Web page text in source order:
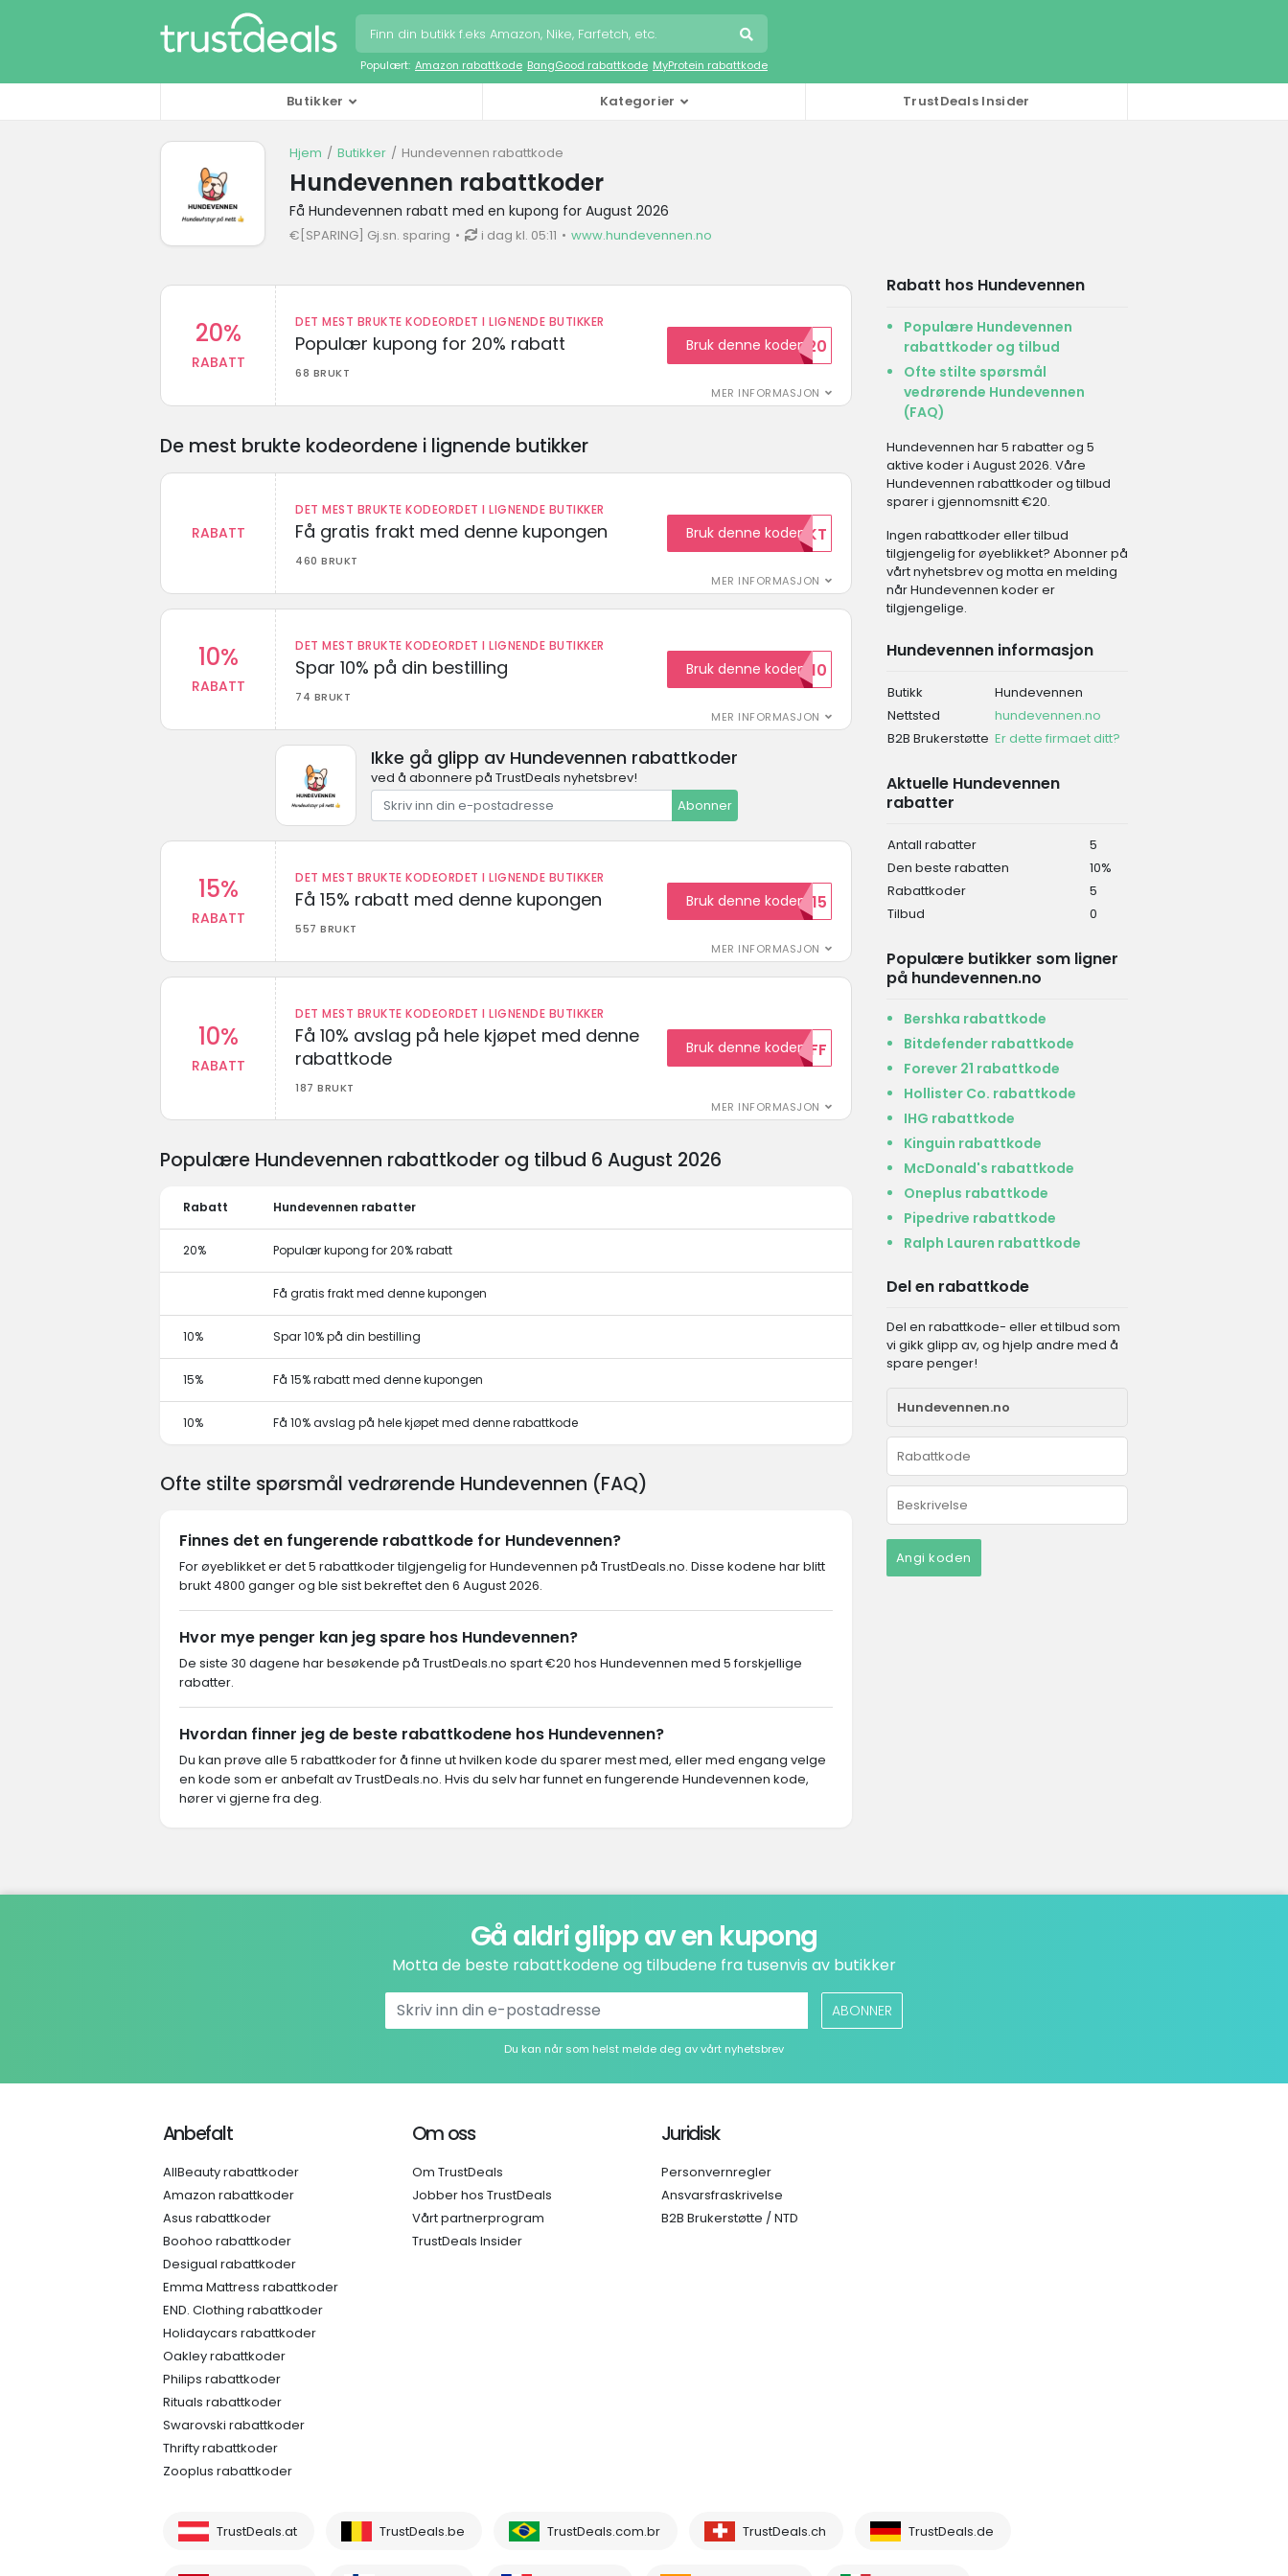
Populært: Amazon rabattkode BangGood rabattkode MyProtein rabattkode
Butikker Kategorier TrustDeals Insider
Hjem Butikker Hundevennen rabattkode
Hundevennen rabattkoder
Få Hundevennen rabatt med en kupong for August 2026
€[SPARING] Gj.sn. sparing i dag kl. 05:11 www.hundevennen.no
20%
RABATT
DET MEST BRUKTE KODEORDET I LIGNENDE BUTIKKER
Populær kupong for 20% rabatt
68 BRUKT
MER INFORMASJON
Bruk denne koden
RABATT20
De mest brukte kodeordene i lignende butikker
RABATT
DET MEST BRUKTE KODEORDET I LIGNENDE BUTIKKER
Få gratis frakt med denne kupongen
460 BRUKT
MER INFORMASJON
Bruk denne koden
GRATISFRAKT
10%
RABATT
DET MEST BRUKTE KODEORDET I LIGNENDE BUTIKKER
Spar 10% på din bestilling
74 BRUKT
MER INFORMASJON
Bruk denne koden
HELLO10
Ikke gå glipp av Hundevennen rabattkoder
ved å abonnere på TrustDeals nyhetsbrev!
Abonner
15%
RABATT
DET MEST BRUKTE KODEORDET I LIGNENDE BUTIKKER
Få 15% rabatt med denne kupongen
557 BRUKT
MER INFORMASJON
Bruk denne koden
Welcome15
10%
RABATT
DET MEST BRUKTE KODEORDET I LIGNENDE BUTIKKER
Få 10% avslag på hele kjøpet med denne
rabattkode
187 BRUKT
MER INFORMASJON
Bruk denne koden10OFF
Rabatt hos Hundevennen
Populære Hundevennen
rabattkoder og tilbud
Ofte stilte spørsmål
vedrørende Hundevennen
(FAQ)
Hundevennen har 5 rabatter og 5
aktive koder i August 2026. Våre
Hundevennen rabattkoder og tilbud
sparer i gjennomsnitt €20.
Ingen rabattkoder eller tilbud
tilgjengelig for øyeblikket? Abonner på
vårt nyhetsbrev og motta en melding
når Hundevennen koder er
tilgjengelige.
Hundevennen informasjon
Butikk
Hundevennen
Nettsted
hundevennen.no
B2B Brukerstøtte Er dette firmaet ditt?
Aktuelle Hundevennen
rabatter
Antall rabatter
5
Den beste rabatten
10%
Rabattkoder
5
Tilbud
0
Populære butikker som ligner
på hundevennen.no
Bershka rabattkode
Bitdefender rabattkode
Forever 21 rabattkode
Hollister Co. rabattkode
IHG rabattkode
Kinguin rabattkode
McDonald's rabattkode
Oneplus rabattkode
Pipedrive rabattkode
Ralph Lauren rabattkode
Del en rabattkode
Del en rabattkode- eller et tilbud som
vi gikk glipp av, og hjelp andre med å
spare penger!
Angi koden
Populære Hundevennen rabattkoder og tilbud 6 August 2026
Rabatt Hundevennen rabatter
20% Populær kupong for 20% rabatt
Få gratis frakt med denne kupongen
10% Spar 10% på din bestilling
15% Få 15% rabatt med denne kupongen
10% Få 10% avslag på hele kjøpet med denne rabattkode
Ofte stilte spørsmål vedrørende Hundevennen (FAQ)
Finnes det en fungerende rabattkode for Hundevennen?
For øyeblikket er det 5 rabattkoder tilgjengelig for Hundevennen på TrustDeals.no. Disse kodene har blitt
brukt 4800 ganger og ble sist bekreftet den 6 August 2026.
Hvor mye penger kan jeg spare hos Hundevennen?
De siste 30 dagene har besøkende på TrustDeals.no spart €20 hos Hundevennen med 5 forskjellige
rabatter.
Hvordan finner jeg de beste rabattkodene hos Hundevennen?
Du kan prøve alle 5 rabattkoder for å finne ut hvilken kode du sparer mest med, eller med engang velge
en kode som er anbefalt av TrustDeals.no. Hvis du selv har funnet en fungerende Hundevennen kode,
hører vi gjerne fra deg.
Gå aldri glipp av en kupong
Motta de beste rabattkodene og tilbudene fra tusenvis av butikker
ABONNER
Du kan når som helst melde deg av vårt nyhetsbrev
Anbefalt
AllBeauty rabattkoder
Amazon rabattkoder
Asus rabattkoder
Boohoo rabattkoder
Desigual rabattkoder
Emma Mattress rabattkoder
END. Clothing rabattkoder
Holidaycars rabattkoder
Oakley rabattkoder
Philips rabattkoder
Rituals rabattkoder
Swarovski rabattkoder
Thrifty rabattkoder
Zooplus rabattkoder
Om oss
Om TrustDeals
Jobber hos TrustDeals
Vårt partnerprogram
TrustDeals Insider
Juridisk
Personvernregler
Ansvarsfraskrivelse
B2B Brukerstøtte / NTD
TrustDeals.at TrustDeals.be TrustDeals.com.br TrustDeals.ch TrustDeals.de